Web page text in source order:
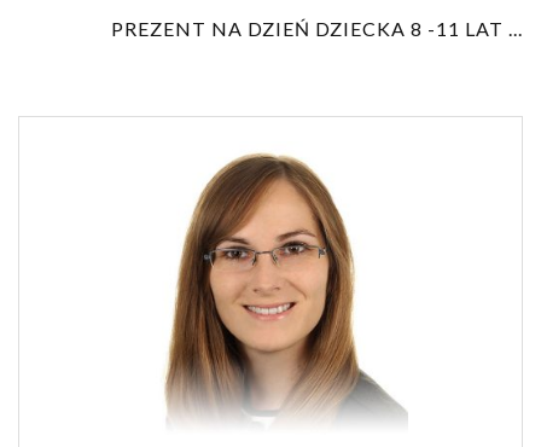
PREZENT NA DZIEŃ DZIECKA 8 -11 LAT ...